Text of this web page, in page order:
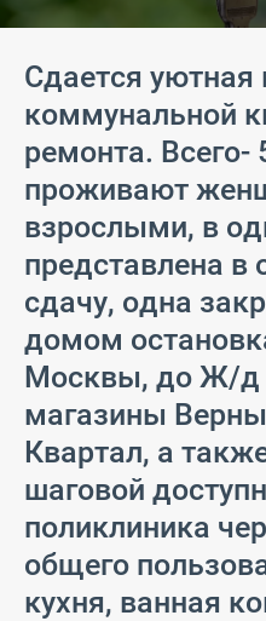
Сдается уютная
коммунальной
ремонта. Всего-
проживают
взрослыми, в
представлена в
сдачу, одна
домом
Москвы, до Ж/д
магазины
Квартал, а
шаговой
поликлиника
общего
кухня, ванная